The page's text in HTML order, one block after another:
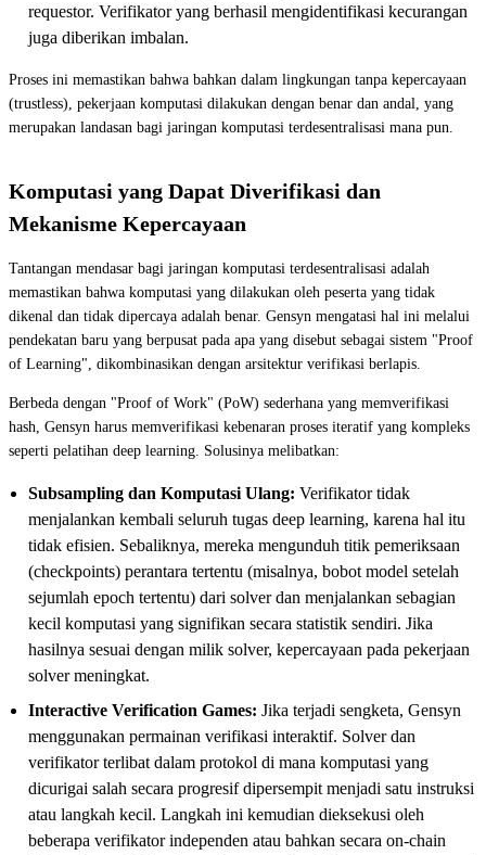
requestor. Verifikator yang berhasil mengidentifikasi kecurangan
juga diberikan imbalan.
Proses ini memastikan bahwa bahkan dalam lingkungan tanpa kepercayaan
(trustless), pekerjaan komputasi dilakukan dengan benar dan andal, yang
merupakan landasan bagi jaringan komputasi terdesentralisasi mana pun.
Komputasi yang Dapat Diverifikasi dan
Mekanisme Kepercayaan
Tantangan mendasar bagi jaringan komputasi terdesentralisasi adalah
memastikan bahwa komputasi yang dilakukan oleh peserta yang tidak
dikenal dan tidak dipercaya adalah benar. Gensyn mengatasi hal ini melalui
pendekatan baru yang berpusat pada apa yang disebut sebagai sistem "Proof
of Learning", dikombinasikan dengan arsitektur verifikasi berlapis.
Berbeda dengan "Proof of Work" (PoW) sederhana yang memverifikasi
hash, Gensyn harus memverifikasi kebenaran proses iteratif yang kompleks
seperti pelatihan deep learning. Solusinya melibatkan:
Subsampling dan Komputasi Ulang: Verifikator tidak
menjalankan kembali seluruh tugas deep learning, karena hal itu
tidak efisien. Sebaliknya, mereka mengunduh titik pemeriksaan
(checkpoints) perantara tertentu (misalnya, bobot model setelah
sejumlah epoch tertentu) dari solver dan menjalankan sebagian
kecil komputasi yang signifikan secara statistik sendiri. Jika
hasilnya sesuai dengan milik solver, kepercayaan pada pekerjaan
solver meningkat.
Interactive Verification Games: Jika terjadi sengketa, Gensyn
menggunakan permainan verifikasi interaktif. Solver dan
verifikator terlibat dalam protokol di mana komputasi yang
dicurigai salah secara progresif dipersempit menjadi satu instruksi
atau langkah kecil. Langkah ini kemudian dieksekusi oleh
beberapa verifikator independen atau bahkan secara on-chain